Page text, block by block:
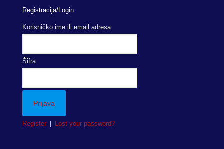
Registracija/Login
Korisničko ime ili email adresa
Šifra
Register Lost your password?